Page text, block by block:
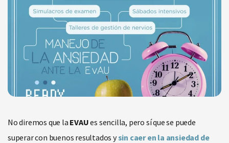
No diremos que la EVAUes sencilla, pero sí que se puede
superar con buenos resultados ysin caer en la ansiedad de